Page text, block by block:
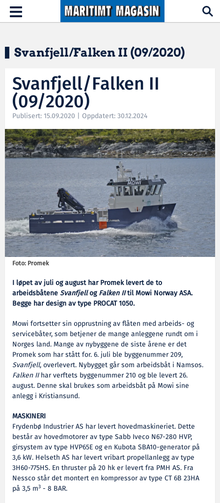
Hopp til hovedinnhold
Toggle
navigation
Svanfjell/Falken II (09/2020)
Svanfjell/Falken II
(09/2020)
Publisert: 15.09.2020 | Oppdatert: 30.12.2024
Foto: Promek
I løpet av juli og august har Promek levert de to
arbeidsbåteneSvanfjellogFalken IItil Mowi Norway ASA.
Begge har design av type PROCAT 1050.
Mowi fortsetter sin opprustning av flåten med arbeids- og
servicebåter, som betjener de mange anleggene rundt om i
Norges land. Mange av nybyggene de siste årene er det
Promek som har stått for. 6. juli ble byggenummer 209,
Svanfjell, overlevert. Nybygget går som arbeidsbåt i Namsos.
Falken IIhar verftets byggenummer 210 og ble levert 26.
august. Denne skal brukes som arbeidsbåt på Mowi sine
anlegg i Kristiansund.
MASKINERI
Frydenbø Industrier AS har levert hovedmaskineriet. Dette
består av hovedmotorer av type Sabb Iveco N67-280 HVP,
girsystem av type HVP65E og en Kubota SBA10-generator på
3,6 kW. Helseth AS har levert vribart propellanlegg av type
3H60-775HS. En thruster på 20 hk er levert fra PMH AS. Fra
Nessco står det montert en kompressor av type CT 6B 23HA
på 3,5 m3 - 8 BAR.